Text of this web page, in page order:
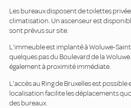
Les bureaux disposent de toilettes
climatisation. Un ascenseur est
sont prévus sur site.
L'immeuble est implanté à Woluwe-
quelques pas du Boulevard de la
également à proximité immédiate.
L'accès au Ring de Bruxelles est
localisation facilite les déplacements
des bureaux.